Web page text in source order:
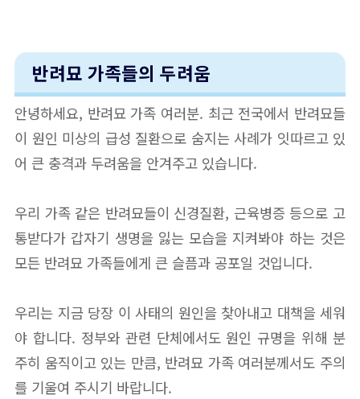
반려묘 가족들의 두려움
안녕하세요, 반려묘 가족 여러분. 최근 전국에서 반려묘들
이 원인 미상의 급성 질환으로 숨지는 사례가 잇따르고 있
어 큰 충격과 두려움을 안겨주고 있습니다.
우리 가족 같은 반려묘들이 신경질환, 근육병증 등으로 고
통받다가 갑자기 생명을 잃는 모습을 지켜봐야 하는 것은
모든 반려묘 가족들에게 큰 슬픔과 공포일 것입니다.
우리는 지금 당장 이 사태의 원인을 찾아내고 대책을 세워
야 합니다. 정부와 관련 단체에서도 원인 규명을 위해 분
주히 움직이고 있는 만큼, 반려묘 가족 여러분께서도 주의
를 기울여 주시기 바랍니다.